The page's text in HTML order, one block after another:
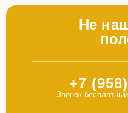
Не
+7
Звонок